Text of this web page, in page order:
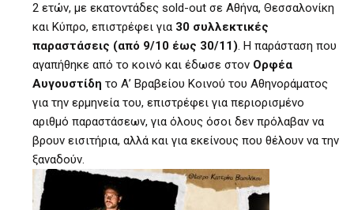
2 ετών, με εκατοντάδες sold-out σε Αθήνα, Θεσσαλονίκη
και Κύπρο, επιστρέφει για 30 συλλεκτικές
παραστάσεις (από 9/10 έως 30/11). Η παράσταση που
αγαπήθηκε από το κοινό και έδωσε στον Ορφέα
Αυγουστίδη το Α’ Βραβείου Κοινού του Αθηνοράματος
για την ερμηνεία του, επιστρέφει για περιορισμένο
αριθμό παραστάσεων, για όλους όσοι δεν πρόλαβαν να
βρουν εισιτήρια, αλλά και για εκείνους που θέλουν να την
ξαναδούν.